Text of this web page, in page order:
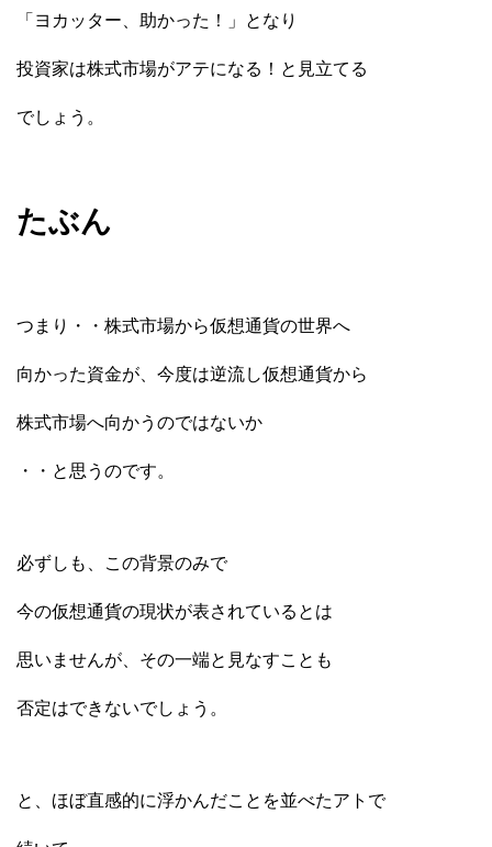
「ヨカッター、助かった！」となり
投資家は株式市場がアテになる！と見立てる
でしょう。
たぶん
つまり・・株式市場から仮想通貨の世界へ
向かった資金が、今度は逆流し仮想通貨から
株式市場へ向かうのではないか
・・と思うのです。
必ずしも、この背景のみで
今の仮想通貨の現状が表されているとは
思いませんが、その一端と見なすことも
否定はできないでしょう。
と、ほぼ直感的に浮かんだことを並べたアトで